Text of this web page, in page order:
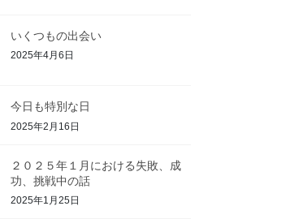
いくつもの出会い
2025年4月6日
今日も特別な日
2025年2月16日
２０２５年１月における失敗、成
功、挑戦中の話
2025年1月25日